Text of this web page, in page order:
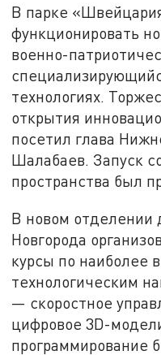
В парке
функционировать
военно-
технологиях.
открытия
посетил глава
Шалабаев. Запуск
пространства был
В новом
Новгорода
курсы по наиболее
технологическим
— скоростное
цифровое 3D-
программирование